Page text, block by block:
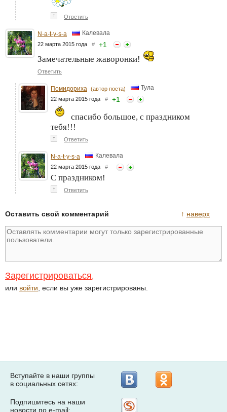
↑ Ответить
N-a-t-y-s-a Калевала
22 марта 2015 года # +1
Замечательные жаворонки!
Ответить
Помидориха (автор поста) Тула
22 марта 2015 года # +1
спасибо большое, с праздником
тебя!!!
↑ Ответить
N-a-t-y-s-a Калевала
22 марта 2015 года #
С праздником!
↑ Ответить
↑ наверх
Оставить свой комментарий
Зарегистрироваться,
или войти , если вы уже зарегистрированы.
Вступайте в наши группы
в социальных сетях:
Подпишитесь на наши
новости по e-mail: